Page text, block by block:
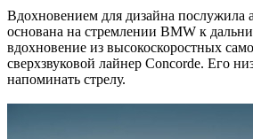
Вдохновением для дизайна послужила
основана на стремлении BMW к
вдохновение из высокоскоростных
сверхзвуковой лайнер Concorde. Его
напоминать стрелу.